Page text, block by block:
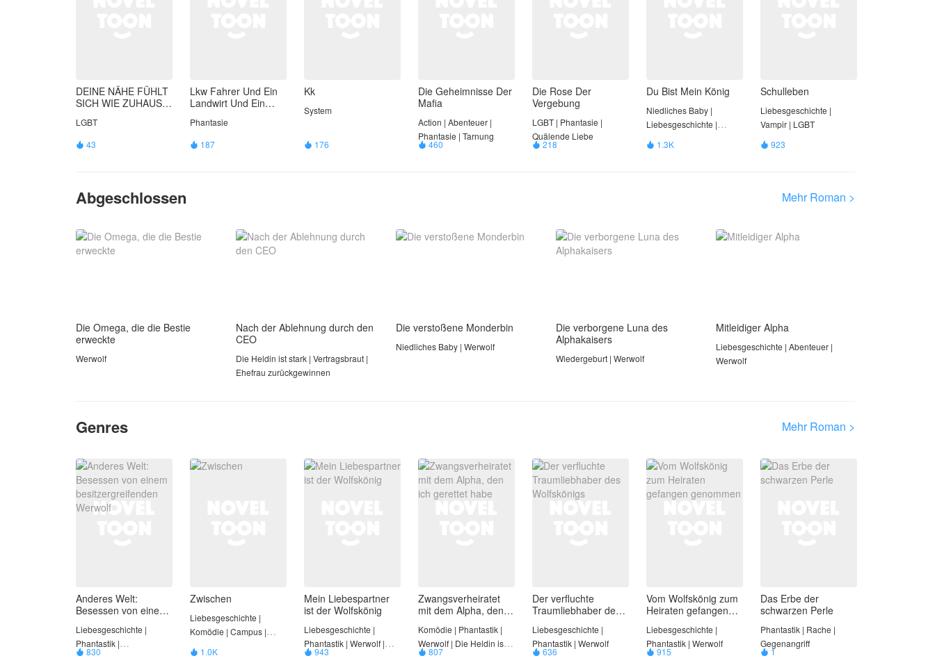
DEINE NÄHE FÜHLT
SICH WIE ZUHAUSE
LGBT
 43
Lkw Fahrer Und Ein
Landwirt Und Ein
Phantasie
 187
Kk
System
 176
Die Geheimnisse Der
Mafia
Action | Abenteuer |
Phantasie | Tarnung
 460
Die Rose Der
Vergebung
LGBT | Phantasie |
Quälende Liebe
 218
Du Bist Mein König
Niedliches Baby |
Liebesgeschichte |
Abenteuer | Phantasie |
Geschichte | LGBT
 1.3K
Schulleben
Liebesgeschichte |
Vampir | LGBT
 923
Abgeschlossen Mehr Roman >
Die Omega, die die Bestie
erweckte
Werwolf
Nach der Ablehnung durch den
CEO
Die Heldin ist stark | Vertragsbraut |
Ehefrau zurückgewinnen
Die verstoßene Monderbin
Niedliches Baby | Werwolf
Die verborgene Luna des
Alphakaisers
Wiedergeburt | Werwolf
Mitleidiger Alpha
Liebesgeschichte | Abenteuer |
Werwolf
Genres Mehr Roman >
Anderes Welt:
Besessen von einem
Werwolf
Liebesgeschichte |
Phantastik |
 830
Zwischen
Liebesgeschichte |
Komödie | Campus |
Geschäftsführer |
 1.0K
Mein Liebespartner
ist der Wolfskönig
Liebesgeschichte |
Phantastik | Werwolf |
 943
Zwangsverheiratet
mit dem Alpha, den
Komödie | Phantastik |
Werwolf | Die Heldin ist
 807
Der verfluchte
Traumliebhaber des
Liebesgeschichte |
Phantastik | Werwolf
 636
Vom Wolfskönig zum
Heiraten gefangen
Liebesgeschichte |
Phantastik | Werwolf
 915
Das Erbe der
schwarzen Perle
Phantastik | Rache |
Gegenangriff
 1